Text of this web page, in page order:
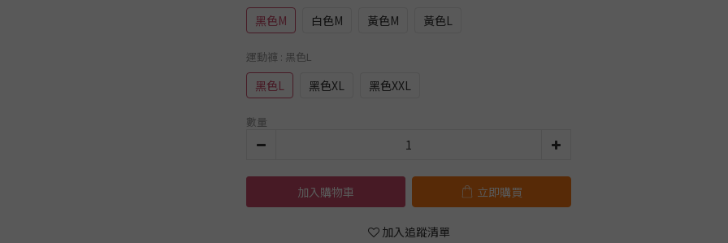
黑色M 白色M 黃色M 黃色L
運動褲 : 黑色L
黑色L 黑色XL 黑色XXL
數量
加入購物車 立即購買
加入追蹤清單